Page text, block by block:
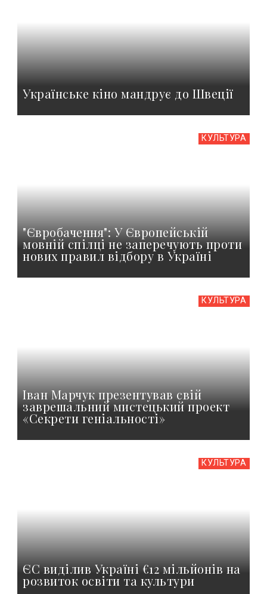
Українське кіно мандрує до Швеції
КУЛЬТУРА
"Євробачення": У Європейській
мовній спілці не заперечують проти
нових правил відбору в Україні
КУЛЬТУРА
Іван Марчук презентував свій
заврешальний мистецький проект
«Секрети геніальності»
КУЛЬТУРА
ЄС виділив Україні €12 мільйонів на
розвиток освіти та культури